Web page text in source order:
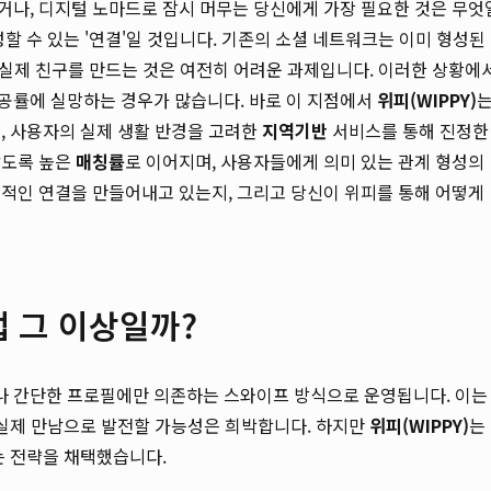
, 디지털 노마드로 잠시 머무는 당신에게 가장 필요한 것은 무엇
수 있는 '연결'일 것입니다. 기존의 소셜 네트워크는 이미 형성된
친구를 만드는 것은 여전히 어려운 과제입니다. 이러한 상황에
에 실망하는 경우가 많습니다. 바로 이 지점에서 위피(WIPPY)는
용자의 실제 생활 반경을 고려한 지역기반 서비스를 통해 진정한
록 높은 매칭률로 이어지며, 사용자들에게 의미 있는 관계 형성의
인 연결을 만들어내고 있는지, 그리고 당신이 위피를 통해 어떻게
그 이상일까?
단한 프로필에만 의존하는 스와이프 방식으로 운영됩니다. 이는
만남으로 발전할 가능성은 희박합니다. 하지만 위피(WIPPY)는
전략을 채택했습니다.